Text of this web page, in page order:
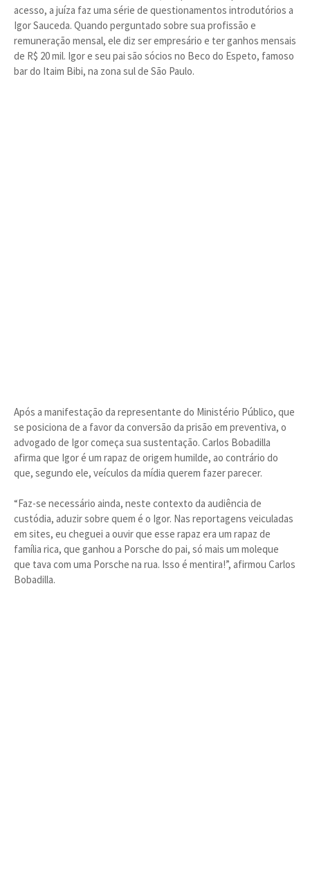
acesso, a juíza faz uma série de questionamentos introdutórios a
Igor Sauceda. Quando perguntado sobre sua profissão e
remuneração mensal, ele diz ser empresário e ter ganhos mensais
de R$ 20 mil. Igor e seu pai são sócios no Beco do Espeto, famoso
bar do Itaim Bibi, na zona sul de São Paulo.
Após a manifestação da representante do Ministério Público, que
se posiciona de a favor da conversão da prisão em preventiva, o
advogado de Igor começa sua sustentação. Carlos Bobadilla
afirma que Igor é um rapaz de origem humilde, ao contrário do
que, segundo ele, veículos da mídia querem fazer parecer.
“Faz-se necessário ainda, neste contexto da audiência de
custódia, aduzir sobre quem é o Igor. Nas reportagens veiculadas
em sites, eu cheguei a ouvir que esse rapaz era um rapaz de
família rica, que ganhou a Porsche do pai, só mais um moleque
que tava com uma Porsche na rua. Isso é mentira!”, afirmou Carlos
Bobadilla.